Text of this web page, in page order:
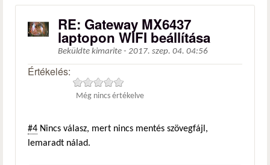
RE: Gateway MX6437
laptopon WIFI beállítása
Beküldte kimarite - 2017. szep. 04. 04:56
Értékelés:
Még nincs értékelve
#4 Nincs válasz, mert nincs mentés szövegfájl,
lemaradt nálad.